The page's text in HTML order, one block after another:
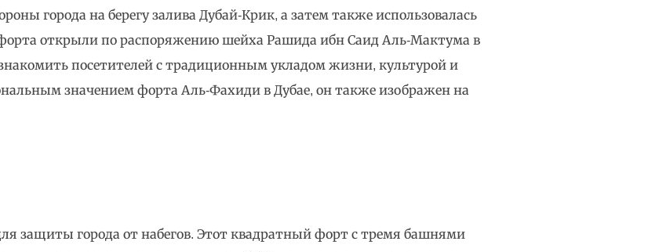
города на берегу залива Дубай-Крик, а затем также использовалась
открыли по распоряжению шейха Рашида ибн Саид Аль-Мактума в
посетителей с традиционным укладом жизни, культурой и
значением форта Аль-Фахиди в Дубае, он также изображен на
защиты города от набегов. Этот квадратный форт с тремя башнями